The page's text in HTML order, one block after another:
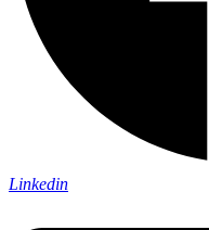
Linkedin